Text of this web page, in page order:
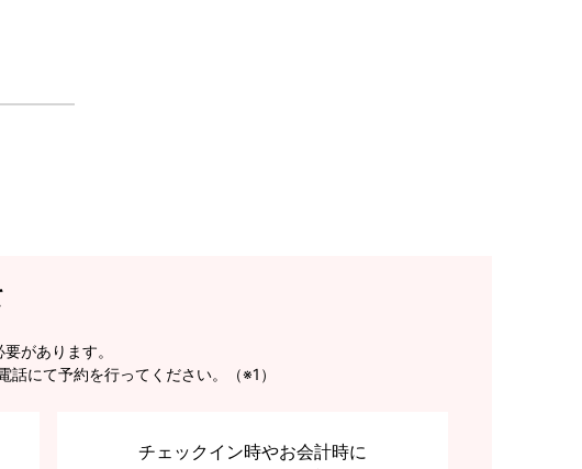
があります。
話にて予約を行ってください。（※1）
チェックイン時やお会計時に